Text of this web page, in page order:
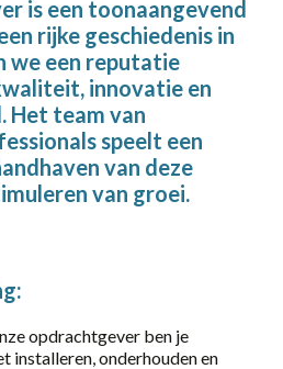
is een toonaangevend
rijke geschiedenis in
we een reputatie
innovatie en
Het team van
speelt een
van deze
van groei.
opdrachtgever ben je
installeren, onderhouden en